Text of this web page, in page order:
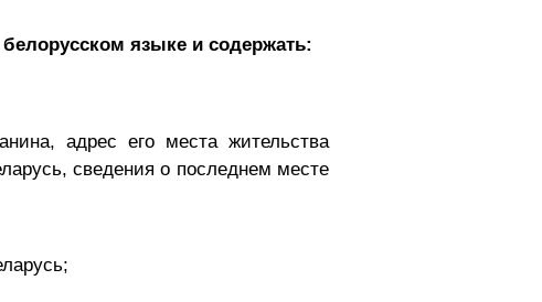
языке и содержать:
адрес его места жительства
сведения о последнем месте